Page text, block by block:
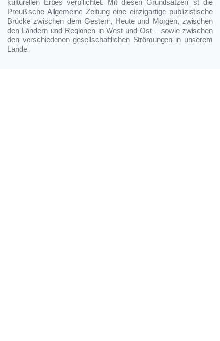
kulturellen Erbes verpflichtet. Mit diesen Grundsätzen ist die
Preußische Allgemeine Zeitung eine einzigartige publizistische
Brücke zwischen dem Gestern, Heute und Morgen, zwischen
den Ländern und Regionen in West und Ost – sowie zwischen
den verschiedenen gesellschaftlichen Strömungen in unserem
Lande.